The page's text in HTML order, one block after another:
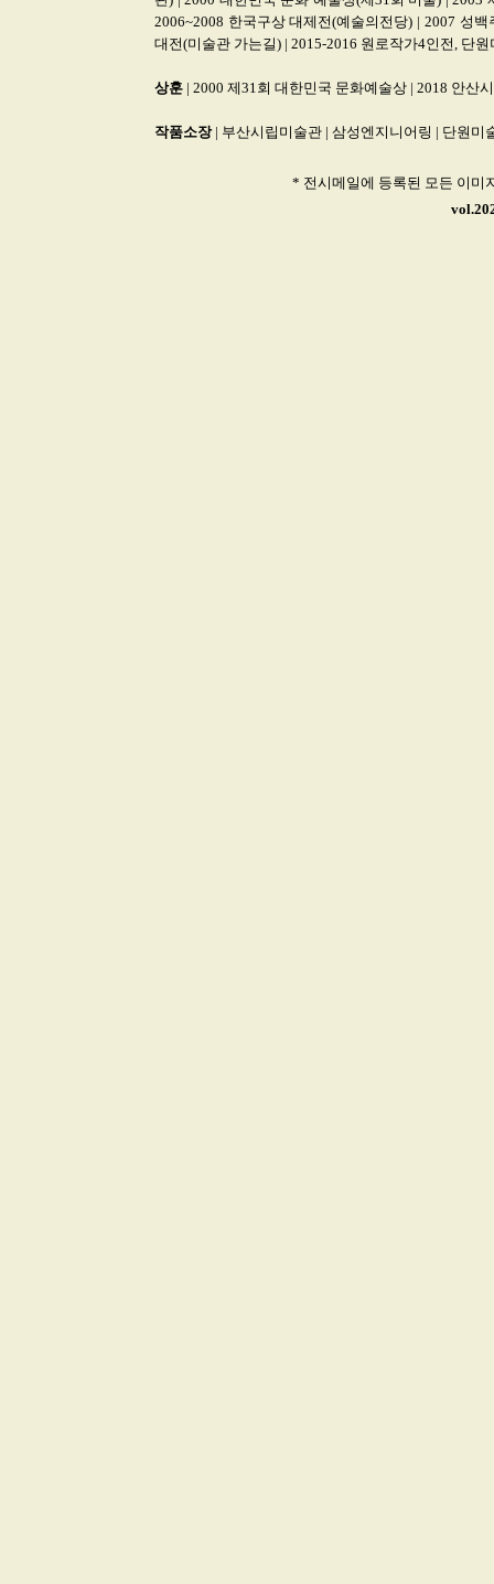
2006~2008 한국구상 대제전(예술의전당) | 2007 성
대전(미술관 가는길) | 2015-2016 원로작가4인전, 단원
상훈 | 2000 제31회 대한민국 문화예술상 | 2018 안산
작품소장| 부산시립미술관 | 삼성엔지니어링 | 단원미
* 전시메일에 등록된 모든 이미